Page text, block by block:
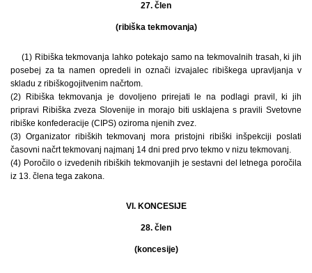
27. člen
(ribiška tekmovanja)
(1) Ribiška tekmovanja lahko potekajo samo na tekmovalnih trasah, ki jih
posebej za ta namen opredeli in označi izvajalec ribiškega upravljanja v
skladu z ribiškogojitvenim načrtom.
(2) Ribiška tekmovanja je dovoljeno prirejati le na podlagi pravil, ki jih
pripravi Ribiška zveza Slovenije in morajo biti usklajena s pravili Svetovne
ribiške konfederacije (CIPS) oziroma njenih zvez.
(3) Organizator ribiških tekmovanj mora pristojni ribiški inšpekciji poslati
časovni načrt tekmovanj najmanj 14 dni pred prvo tekmo v nizu tekmovanj.
(4) Poročilo o izvedenih ribiških tekmovanjih je sestavni del letnega poročila
iz 13. člena tega zakona.
VI. KONCESIJE
28. člen
(koncesije)